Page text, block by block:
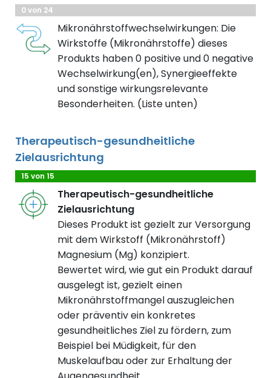
0 von 24
Mikronährstoffwechselwirkungen: Die
Wirkstoffe (Mikronährstoffe) dieses
Produkts haben 0 positive und 0 negative
Wechselwirkung(en), Synergieeffekte
und sonstige wirkungsrelevante
Besonderheiten. (Liste unten)
Therapeutisch-gesundheitliche
Zielausrichtung
15 von 15
Therapeutisch-gesundheitliche
Zielausrichtung
Dieses Produkt ist gezielt zur Versorgung
mit dem Wirkstoff (Mikronährstoff)
Magnesium (Mg) konzipiert.
Bewertet wird, wie gut ein Produkt darauf
ausgelegt ist, gezielt einen
Mikronährstoffmangel auszugleichen
oder präventiv ein konkretes
gesundheitliches Ziel zu fördern, zum
Beispiel bei Müdigkeit, für den
Muskelaufbau oder zur Erhaltung der